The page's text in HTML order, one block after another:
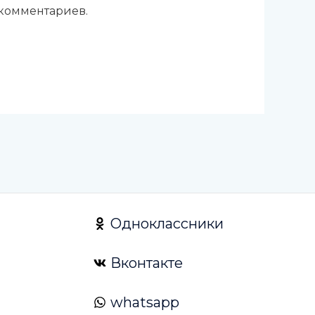
Одноклассники
Вконтакте
whatsapp